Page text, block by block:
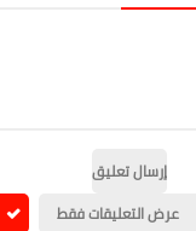
إرسال تعليق
عرض التعليقات فقط